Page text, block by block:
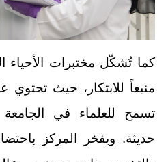
كما تُشكّل مختبرات الأحياء
منبعاً للابتكار، حيث تحتوي
تسمح للعلماء في الجامعة
حديثة. ويفخر المركز